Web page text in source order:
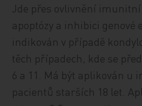
Jde přes ovlivnění
apoptózy a inhibici genové
indikován v případě
těch případech, kde se
6 a 11. Má být aplikován u
pacientů starších 18 let.